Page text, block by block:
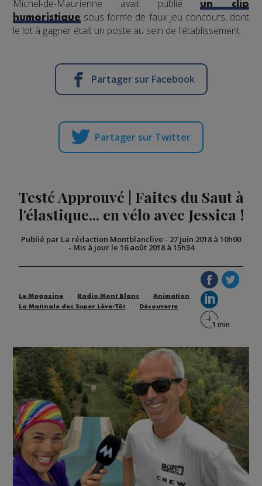
Michel-de-Maurienne avait publiéun clip
humoristique sous forme de faux jeu concours, dont
le lot à gagner était un poste au sein de l'établissement.
Partager sur Facebook
Partager sur Twitter
Testé Approuvé | Faites du Saut à
l'élastique... en vélo avec Jessica !
Publié par La rédaction Montblanclive - 27 juin 2018 à 10h00
- Mis à jour le 16 août 2018 à 15h34
Le Magazine Radio Mont Blanc
Animation
La Matinale des Super Lève-Tôt
Découverte